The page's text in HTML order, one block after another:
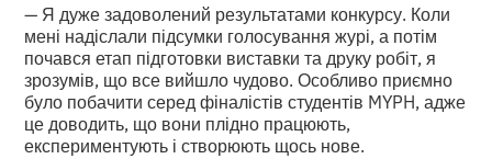
— Я дуже задоволений результатами конкурсу. Коли
мені надіслали підсумки голосування журі, а потім
почався етап підготовки виставки та друку робіт, я
зрозумів, що все вийшло чудово. Особливо приємно
було побачити серед фіналістів студентів MYPH, адже
це доводить, що вони плідно працюють,
експериментують і створюють щось нове.